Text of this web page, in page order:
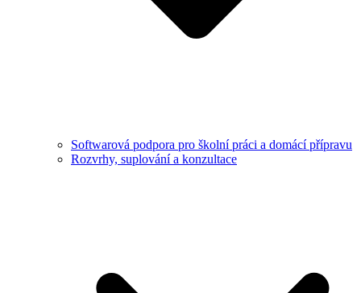
Softwarová podpora pro školní práci a domácí přípravu
Rozvrhy, suplování a konzultace